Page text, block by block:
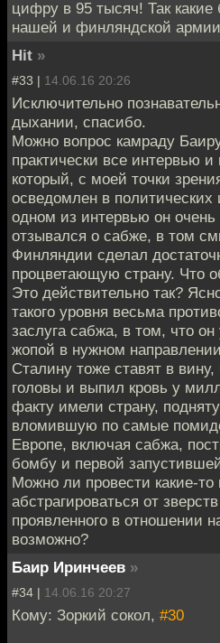
цифру в 95 тысяч! Так
нашей и финляндской
Hit »
#33 | 14.06.16 20:26
Исключительно
дыхании, спасибо.
Можно вопрос камраду
практически все интервью
который, с моей точки
осведомлен в
одном из интервью он очень
отзывался о сабже, в том
Финляндии сделал
процветающую страну. Что
Это действительно так?
такого уровня весьма
заслуга сабжа, в том, что
жопой в нужном
Сталину тоже ставят в
головы и выпил кровь у
факту имели страну,
вломившую по самые
Европе, включая сабжа,
бомбу и первой
Можно ли провести какие-
абстрагироваться от
проявленного в отношении
возможно?
Баир Иринчеев »
#34 | 14.06.16 20:27
Кому: Зоркий сокол, #30